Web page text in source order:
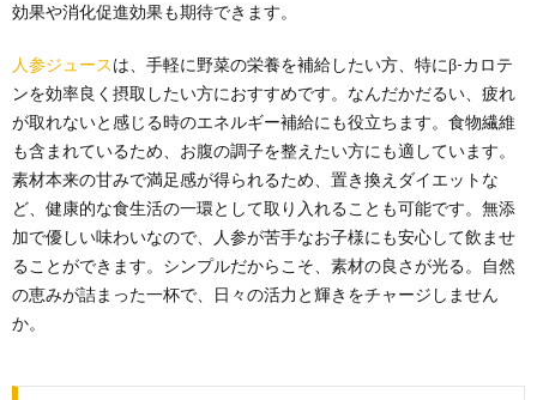
効果や消化促進効果も期待できます。
人参ジュースは、手軽に野菜の栄養を補給したい方、特にβ-カロテ
ンを効率良く摂取したい方におすすめです。なんだかだるい、疲れ
が取れないと感じる時のエネルギー補給にも役立ちます。食物繊維
も含まれているため、お腹の調子を整えたい方にも適しています。
素材本来の甘みで満足感が得られるため、置き換えダイエットな
ど、健康的な食生活の一環として取り入れることも可能です。無添
加で優しい味わいなので、人参が苦手なお子様にも安心して飲ませ
ることができます。シンプルだからこそ、素材の良さが光る。自然
の恵みが詰まった一杯で、日々の活力と輝きをチャージしません
か。